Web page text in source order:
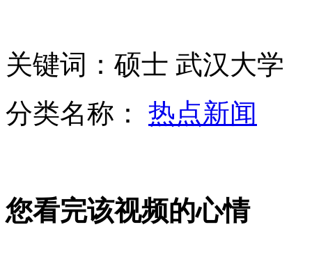
实拍:俄罗斯"驴跳伞" 虐待动物取乐
实拍暴雨天气上公路 前车被雷劈
北京超7成保障房建在地铁站旁
关键词：硕士 武汉大学
分类名称： 热点新闻
您看完该视频的心情